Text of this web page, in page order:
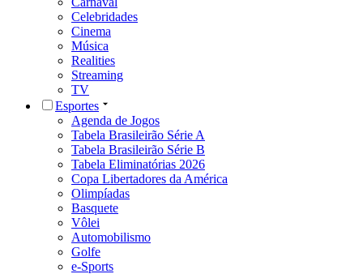
Celebridades
Cinema
Música
Realities
Streaming
TV
Esportes
Agenda de Jogos
Tabela Brasileirão Série A
Tabela Brasileirão Série B
Tabela Eliminatórias 2026
Copa Libertadores da América
Olimpíadas
Basquete
Vôlei
Automobilismo
Golfe
e-Sports